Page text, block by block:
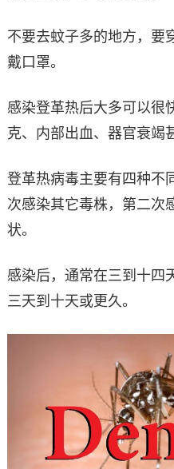
不要去蚊子多的地方，要
戴口罩。
感染登革热后大多可以很
克、内部出血、器官衰竭
登革热病毒主要有四种不
次感染其它毒株，第二次
状。
感染后，通常在三到十四
三天到十天或更久。